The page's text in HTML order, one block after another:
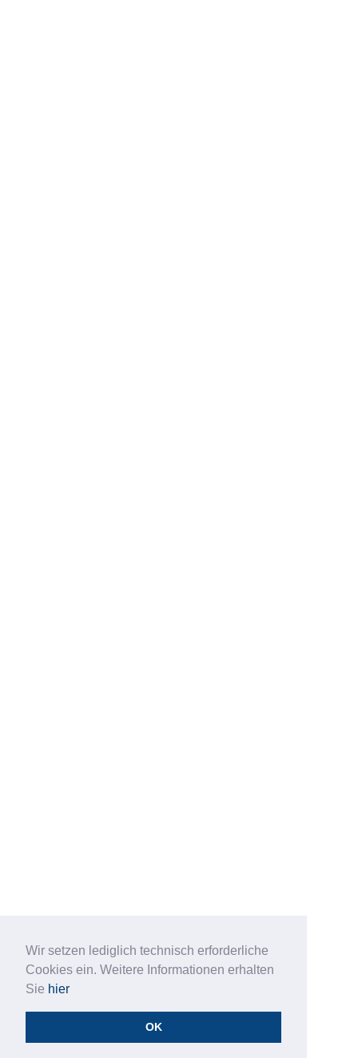
Wir setzen lediglich technisch erforderliche
Cookies ein. Weitere Informationen erhalten
Sie hier
OK